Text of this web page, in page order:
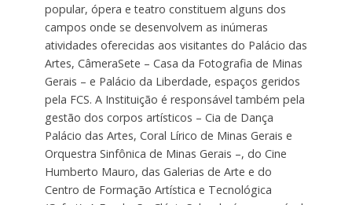
popular, ópera e teatro constituem alguns dos
campos onde se desenvolvem as inúmeras
atividades oferecidas aos visitantes do Palácio das
Artes, CâmeraSete – Casa da Fotografia de Minas
Gerais – e Palácio da Liberdade, espaços geridos
pela FCS. A Instituição é responsável também pela
gestão dos corpos artísticos – Cia de Dança
Palácio das Artes, Coral Lírico de Minas Gerais e
Orquestra Sinfônica de Minas Gerais –, do Cine
Humberto Mauro, das Galerias de Arte e do
Centro de Formação Artística e Tecnológica